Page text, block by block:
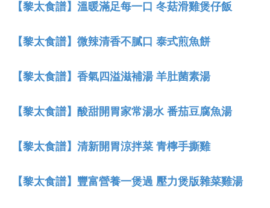
【黎太食譜】溫暖滿足每一口 冬菇滑雞煲仔飯
【黎太食譜】微辣清香不膩口 泰式煎魚餅
【黎太食譜】香氣四溢滋補湯 羊肚菌素湯
【黎太食譜】酸甜開胃家常湯水 番茄豆腐魚湯
【黎太食譜】清新開胃涼拌菜 青檸手撕雞
【黎太食譜】豐富營養一煲過 壓力煲版雜菜雞湯